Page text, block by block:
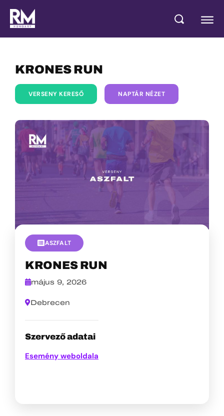
KRONES RUN
VERSENY KERESŐ NAPTÁR NÉZET
ASZFALT
KRONES RUN
május 9, 2026
Debrecen
Szervező adatai
Esemény weboldala